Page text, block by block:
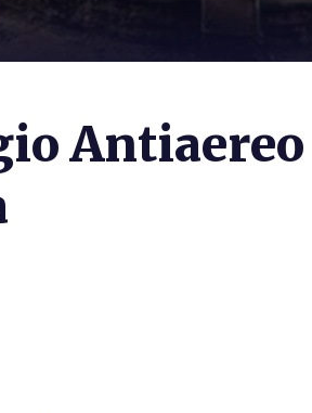
Antiaereo